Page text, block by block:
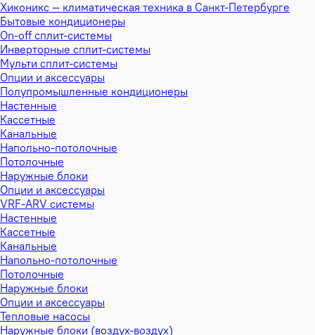
Хиконикс — климатическая техника в Санкт-Петербурге
Бытовые кондиционеры
On-off сплит-системы
Инверторные сплит-системы
Мульти сплит-системы
Опции и аксессуары
Полупромышленные кондиционеры
Настенные
Кассетные
Канальные
Напольно-потолочные
Потолочные
Наружные блоки
Опции и аксессуары
VRF-ARV системы
Настенные
Кассетные
Канальные
Напольно-потолочные
Потолочные
Наружные блоки
Опции и аксессуары
Тепловые насосы
Наружные блоки (воздух-воздух)